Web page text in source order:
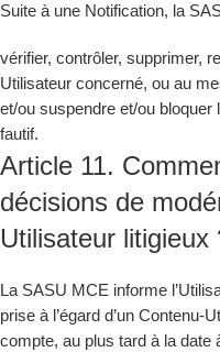
Suite à une Notification, la
vérifier, contrôler, supprimer,
Utilisateur concerné, ou au
et/ou suspendre et/ou bloquer
fautif.
Article 11.
décisions de
Utilisateur litigieux
La SASU MCE informe
prise à l’égard d’un Contenu-
compte, au plus tard à la date